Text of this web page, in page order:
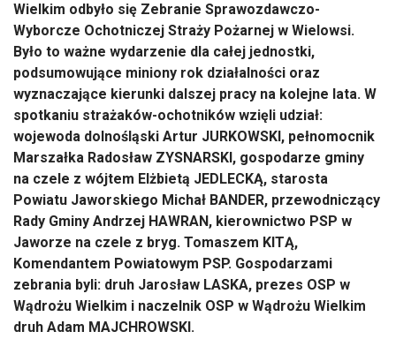
Wielkim odbyło się Zebranie Sprawozdawczo-
Wyborcze Ochotniczej Straży Pożarnej w Wielowsi.
Było to ważne wydarzenie dla całej jednostki,
podsumowujące miniony rok działalności oraz
wyznaczające kierunki dalszej pracy na kolejne lata. W
spotkaniu strażaków-ochotników wzięli udział:
wojewoda dolnośląski Artur JURKOWSKI, pełnomocnik
Marszałka Radosław ZYSNARSKI, gospodarze gminy
na czele z wójtem Elżbietą JEDLECKĄ, starosta
Powiatu Jaworskiego Michał BANDER, przewodniczący
Rady Gminy Andrzej HAWRAN, kierownictwo PSP w
Jaworze na czele z bryg. Tomaszem KITĄ,
Komendantem Powiatowym PSP. Gospodarzami
zebrania byli: druh Jarosław LASKA, prezes OSP w
Wądrożu Wielkim i naczelnik OSP w Wądrożu Wielkim
druh Adam MAJCHROWSKI.